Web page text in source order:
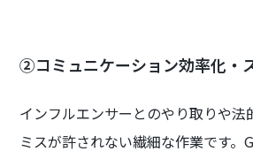
②コミュニケーション効率化・
インフルエンサーとのやり取りや法
ミスが許されない繊細な作業です。